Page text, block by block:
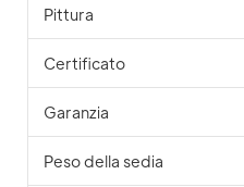
Pittura
Certificato
Garanzia
Peso della sedia